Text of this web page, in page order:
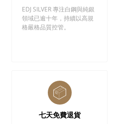
EDJ SILVER 專注白鋼與純銀
領域已逾十年，持續以高規
格嚴格品質控管。
七天免費退貨